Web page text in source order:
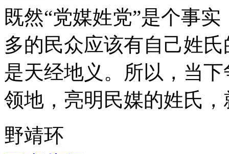
既然“党媒姓党”是个事
多的民众应该有自己姓
是天经地义。所以，当
领地，亮明民媒的姓氏
野靖环